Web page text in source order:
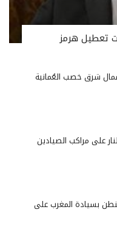
تعطيل هرمز
شرق خصب العُمانية
على مراكب الصيادين
بسيادة المغرب على